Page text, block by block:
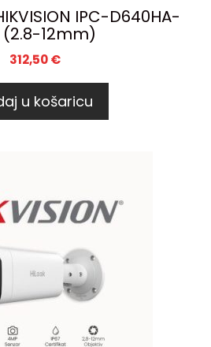
IPC-D640HA-
(2.8-12mm)
312,50€
u košaricu